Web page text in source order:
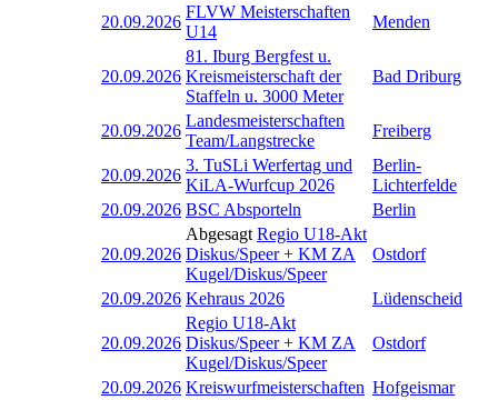
20.09.2026
FLVW Meisterschaften
U14
Menden
20.09.2026
81. Iburg Bergfest u.
Kreismeisterschaft der
Staffeln u. 3000 Meter
Bad Driburg
20.09.2026
Landesmeisterschaften
Team/Langstrecke
Freiberg
20.09.2026
3. TuSLi Werfertag und
KiLA-Wurfcup 2026
Berlin-
Lichterfelde
20.09.2026 BSC Absporteln Berlin
20.09.2026
Abgesagt Regio U18-Akt
Diskus/Speer + KM ZA
Kugel/Diskus/Speer
Ostdorf
20.09.2026 Kehraus 2026 Lüdenscheid
20.09.2026
Regio U18-Akt
Diskus/Speer + KM ZA
Kugel/Diskus/Speer
Ostdorf
20.09.2026 Kreiswurfmeisterschaften Hofgeismar